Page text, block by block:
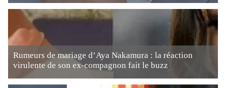
Rumeurs de mariage d’Aya Nakamura : la réaction
virulente de son ex-compagnon fait le buzz